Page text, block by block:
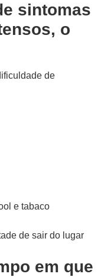
sintomas
o
de
e tabaco
de sair do lugar
em que